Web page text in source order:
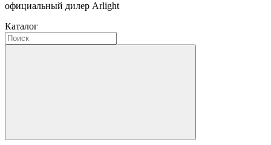
официальный дилер Arlight
Каталог